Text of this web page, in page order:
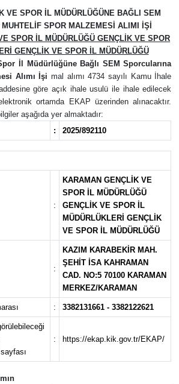
VE SPOR İL MÜDÜRLÜĞÜNE BAĞLI SEM
SPOR MALZEMESİ ALIMI İŞİ
SPOR İL MÜDÜRLÜĞÜ GENÇLİK VE SPOR
GENÇLİK VE SPOR İL MÜDÜRLÜĞÜ
İl Müdürlüğüne Bağlı SEM Sporcularına
Alımı İşi mal alımı 4734 sayılı Kamu İhale
göre açık ihale usulü ile ihale edilecek
ortamda EKAP üzerinden alınacaktır.
aşağıda yer almaktadır:
: 2025/892110
:
KARAMAN GENÇLİK VE
SPOR İL MÜDÜRLÜĞÜ
GENÇLİK VE SPOR İL
MÜDÜRLÜKLERİ GENÇLİK
VE SPOR İL MÜDÜRLÜĞÜ
:
KAZIM KARABEKİR MAH.
ŞEHİT İSA KAHRAMAN
CAD. NO:5 70100 KARAMAN
MERKEZ/KARAMAN
: 3382131661 - 3382122621
: https://ekap.kik.gov.tr/EKAP/